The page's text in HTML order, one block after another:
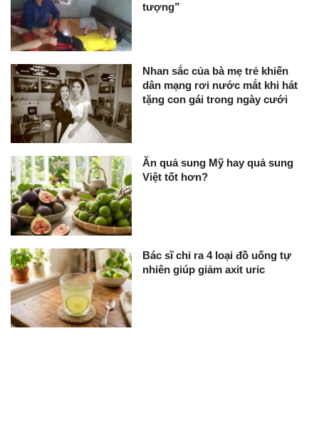
tượng”
Nhan sắc của bà mẹ trẻ khiến
dân mạng rơi nước mắt khi hát
tặng con gái trong ngày cưới
Ăn quả sung Mỹ hay quả sung
Việt tốt hơn?
Bác sĩ chỉ ra 4 loại đồ uống tự
nhiên giúp giảm axit uric